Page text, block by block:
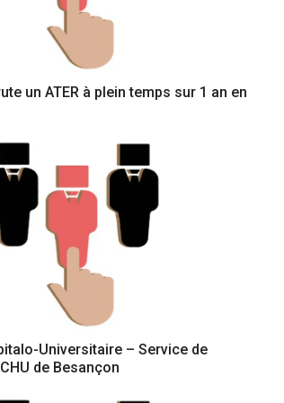
un ATER à plein temps sur 1 an en
Universitaire – Service de
de Besançon